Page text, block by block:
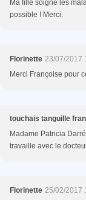
Ma fille soigne les
possible ! Merci.
Florinette 23/07/2017
Merci Françoise pour
touchais tanguille
Madame Patricia
travaille avec le
Florinette 25/02/2017